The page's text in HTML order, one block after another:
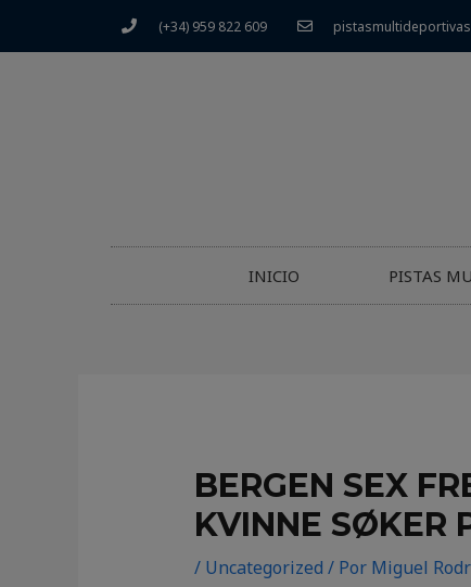
(+34) 959 822 609
INICIO PISTAS
BERGEN SEX
KVINNE SØKER
/ Uncategorized / Por Miguel